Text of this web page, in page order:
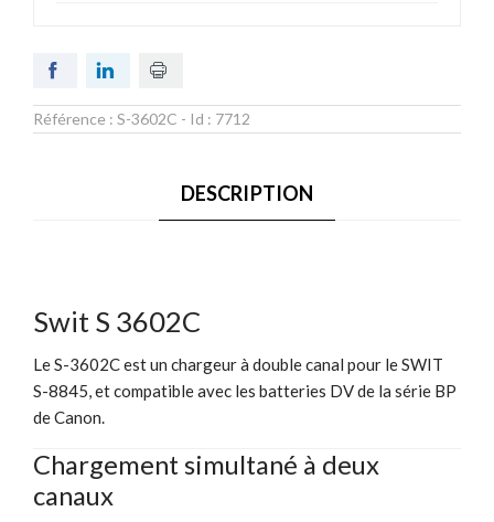
Référence : S-3602C - Id : 7712
DESCRIPTION
Swit S 3602C
Le S-3602C est un chargeur à double canal pour le SWIT
S-8845, et compatible avec les batteries DV de la série BP
de Canon.
Chargement simultané à deux
canaux